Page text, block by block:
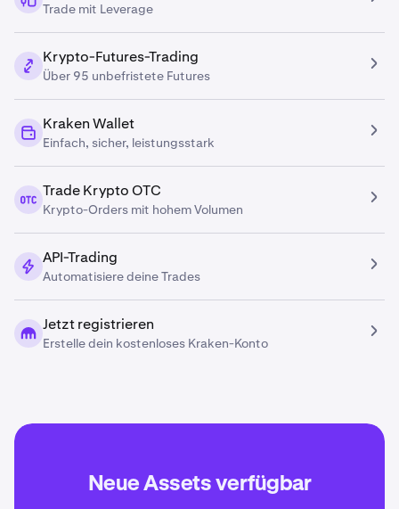
Trade mit Leverage
Krypto-Futures-Trading
Über 95 unbefristete Futures
Kraken Wallet
Einfach, sicher, leistungsstark
Trade Krypto OTC
Krypto-Orders mit hohem Volumen
API-Trading
Automatisiere deine Trades
Jetzt registrieren
Erstelle dein kostenloses Kraken-Konto
Neue Assets verfügbar